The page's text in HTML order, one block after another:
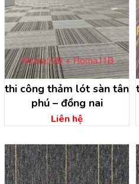
thi công thảm lót sàn tân
phú – đồng nai
Liên hệ